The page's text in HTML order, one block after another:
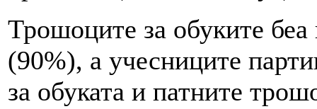
Трошоците за обуките
(90%), а учесниците
за обуката и патните